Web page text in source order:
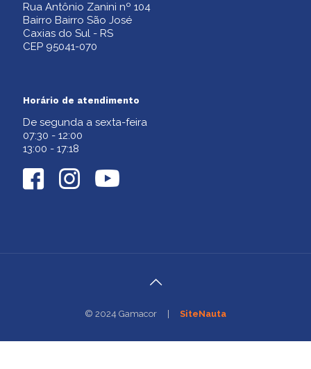
Rua Antônio Zanini nº 104
Bairro Bairro São José
Caxias do Sul - RS
CEP 95041-070
Horário de atendimento
De segunda a sexta-feira
07:30 - 12:00
13:00 - 17:18
© 2024 Gamacor SiteNauta